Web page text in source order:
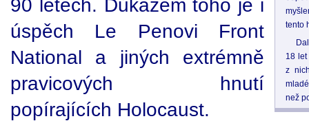
tento
18 let
z
než
90 letech. Důkazem toho je i
úspěch Le Penovi Front
National a jiných extrémně
pravicových hnutí
popírajících Holocaust.